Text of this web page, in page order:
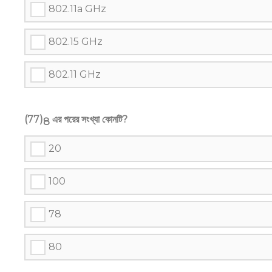
802.11a GHz
802.15 GHz
802.11 GHz
(77)8 এর পরের সংখ্যা কোনটি?
20
100
78
80